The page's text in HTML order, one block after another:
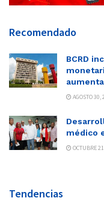
Recomendado
BCRD
AGOSTO 30,
médico
OCTUBRE
Tendencias